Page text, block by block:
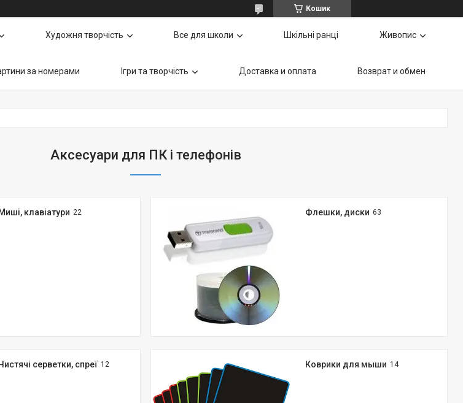
Кошик
Художня творчість Все для школи Шкільні ранці Живопис
за номерами Ігри та творчість Доставка и оплата Возврат и обмен
Аксесуари для ПК і телефонів
Миші, клавіатури 22 Флешки, диски 63
серветки, спреї 12 Коврики для мыши 14